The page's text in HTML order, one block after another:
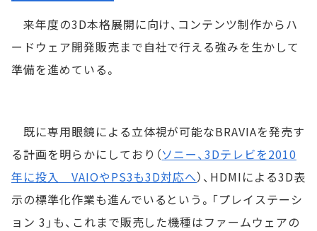
来年度の3D本格展開に向け、コンテンツ制作からハ
ードウェア開発販売まで自社で行える強みを生かして
準備を進めている。
既に専用眼鏡による立体視が可能なBRAVIAを発売す
る計画を明らかにしており（ソニー、3Dテレビを2010
年に投入 VAIOやPS3も3D対応へ）、HDMIによる3D表
示の標準化作業も進んでいるという。「プレイステーシ
ョン 3」も、これまで販売した機種はファームウェアの